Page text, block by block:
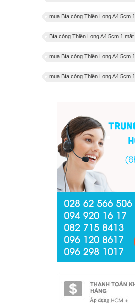
mua Bìa còng Thiên Long A4 5cm 1
Bìa còng Thiên Long A4 5cm 1 mặt
mua Bìa còng Thiên Long A4 5cm 1
mua Bìa còng Thiên Long A4 5cm 1